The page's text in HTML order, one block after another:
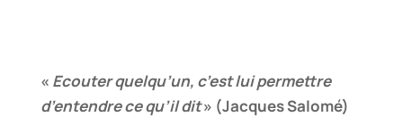
« Ecouter quelqu’un, c’est lui permettre
d’entendre ce qu’il dit» (Jacques Salomé)